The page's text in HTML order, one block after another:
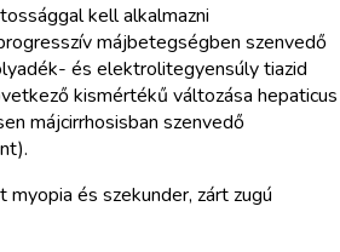
kell alkalmazni
májbetegségben szenvedő
és elektrolitegyensúly tiazid
kismértékű változása hepaticus
májcirrhosisban szenvedő
myopia és szekunder, zárt zugú